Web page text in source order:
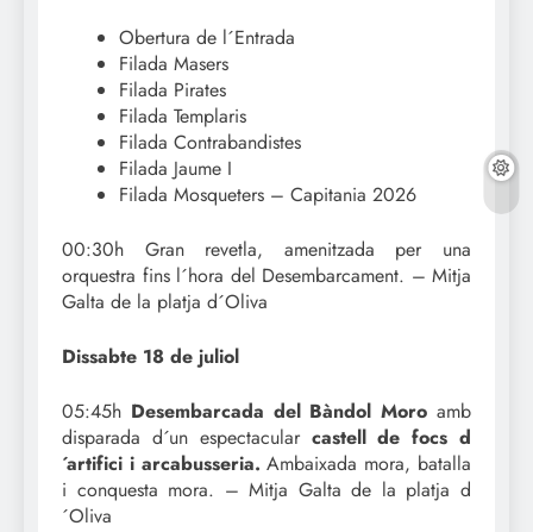
Obertura de l´Entrada
Filada Masers
Filada Pirates
Filada Templaris
Filada Contrabandistes
Filada Jaume I
Filada Mosqueters – Capitania 2026
00:30h Gran revetla, amenitzada per una
orquestra fins l´hora del Desembarcament. – Mitja
Galta de la platja d´Oliva
Dissabte 18 de juliol
05:45h Desembarcada del Bàndol Moro amb
disparada d´un espectacular castell de focs d
´artifici i arcabusseria. Ambaixada mora, batalla
i conquesta mora. – Mitja Galta de la platja d
´Oliva